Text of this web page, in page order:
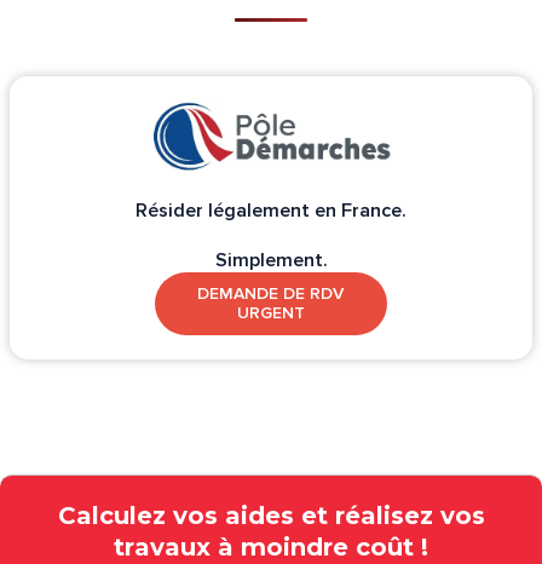
Résider légalement en France.
Simplement.
DEMANDE DE RDV
URGENT
Calculez vos aides et réalisez vos
travaux à moindre coût !